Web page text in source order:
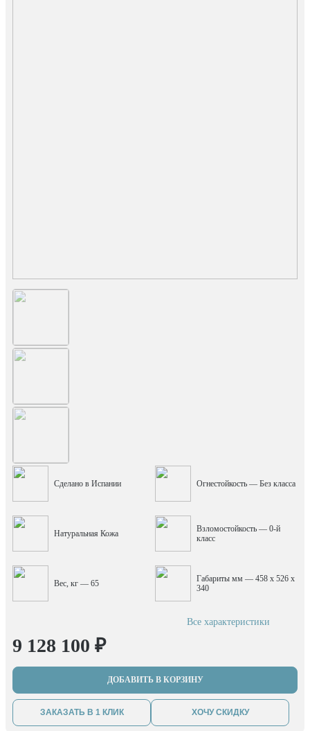
Сделано в Испании Огнестойкость — Без класса
Натуральная Кожа
Взломостойкость — 0-й
класс
Вес, кг — 65
Габариты мм — 458 x 526 x
340
Все характеристики
9 128 100 ₽
ДОБАВИТЬ В КОРЗИНУ
ЗАКАЗАТЬ В 1 КЛИК ХОЧУ СКИДКУ